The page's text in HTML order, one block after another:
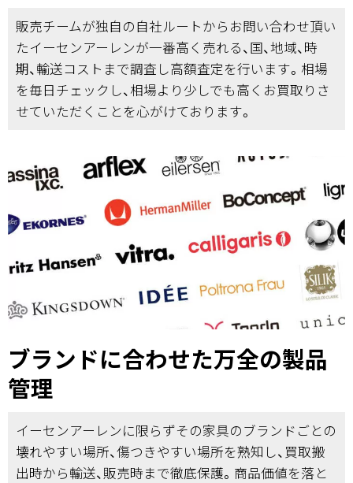
販売チームが独自の自社ルートからお問い合わせ頂い
たイーセンアーレンが一番高く売れる、国、地域、時
期、輸送コストまで調査し高額査定を行います。相場
を毎日チェックし、相場より少しでも高くお買取りさ
せていただくことを心がけております。
ブランドに合わせた万全の製品
管理
イーセンアーレンに限らずその家具のブランドごとの
壊れやすい場所、傷つきやすい場所を熟知し、買取搬
出時から輸送、販売時まで徹底保護。商品価値を落と